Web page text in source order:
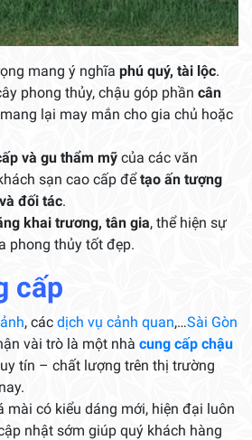
mang ý nghĩa phú quý, tài lộc.
phong thủy, chậu góp phần cân
lại may mắn cho gia chủ hoặc
và gu thẩm mỹ của các văn
sạn cao cấp đểtạo ấn tượng
đối tác.
khai trương, tân gia, thể hiện sự
phong thủy tốt đẹp.
cấp
, các dịch vụ cảnh quan,…Sài Gòn
vài trò là một nhà cung cấp chậu
tín – chất lượng trên thị trường
mài có kiểu dáng mới, hiện đại luôn
nhật sớm giúp quý khách hàng